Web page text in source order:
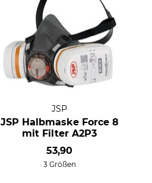
JSP
JSP Halbmaske Force 8
mit Filter A2P3
53,90
3 Größen